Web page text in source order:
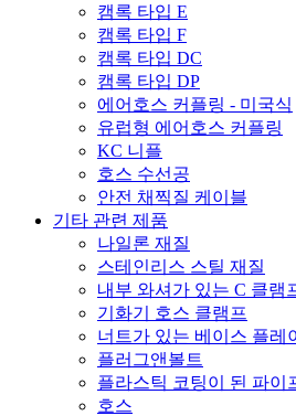
캠록 타입 E
캠록 타입 F
캠록 타입 DC
캠록 타입 DP
에어호스 커플링 - 미국식
유럽형 에어호스 커플링
KC 니플
호스 수선공
안전 채찍질 케이블
기타 관련 제품
나일론 재질
스테인리스 스틸 재질
내부 와셔가 있는 C 클램
기화기 호스 클램프
너트가 있는 베이스 플레
플러그앤볼트
플라스틱 코팅이 된 파이
호스